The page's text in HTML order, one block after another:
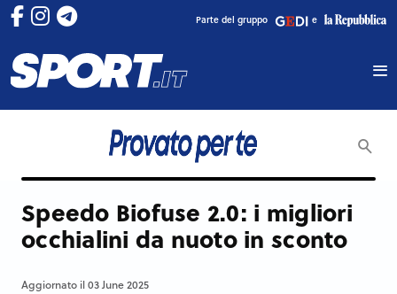
Parte del gruppo e
Speedo Biofuse 2.0: i migliori
occhialini da nuoto in sconto
Aggiornato il 03 June 2025